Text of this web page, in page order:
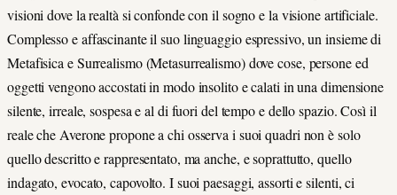
visioni dove la realtà si confonde con il sogno e la visione artificiale.
Complesso e affascinante il suo linguaggio espressivo, un insieme di
Metafisica e Surrealismo (Metasurrealismo) dove cose, persone ed
oggetti vengono accostati in modo insolito e calati in una dimensione
silente, irreale, sospesa e al di fuori del tempo e dello spazio. Così il
reale che Averone propone a chi osserva i suoi quadri non è solo
quello descritto e rappresentato, ma anche, e soprattutto, quello
indagato, evocato, capovolto. I suoi paesaggi, assorti e silenti, ci